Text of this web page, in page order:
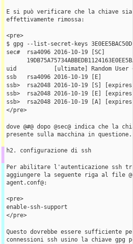
E si può verificare che la chiave
effettivamente rimossa:
<pre>
$ gpg --list-secret-keys
sec#  rsa4096 2016-10-19 [SC]
uid           [ultimate] Random User
ssb   rsa4096 2016-10-19 [E]
ssb>  rsa2048 2016-10-19 [S]
ssb>  rsa2048 2016-10-19 [E]
ssb>  rsa2048 2016-10-19 [A]
</pre>
dove @#@ dopo @sec@ indica che la
presente sulla macchina in questione.
h2. configurazione di ssh
Per abilitare l'autenticazione ssh
aggiungere la seguente riga al file
agent.conf@:
<pre>
enable-ssh-support
</pre>
Questo dovrebbe essere sufficiente
connessioni ssh usino la chiave gpg